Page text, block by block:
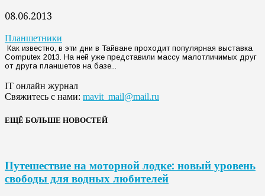
08.06.2013
Планшетники
Как известно, в эти дни в Тайване проходит популярная выставка
Computex 2013. На ней уже представили массу малотличимых друг
от друга планшетов на базе...
IT онлайн журнал
Свяжитесь с нами: mavit_mail@mail.ru
ЕЩЁ БОЛЬШЕ НОВОСТЕЙ
Путешествие на моторной лодке: новый уровень
свободы для водных любителей